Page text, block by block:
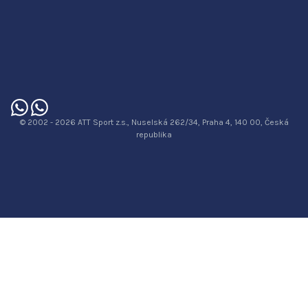
© 2002 - 2026 ATT Sport z.s., Nuselská 262/34, Praha 4, 140 00, Česká
republika